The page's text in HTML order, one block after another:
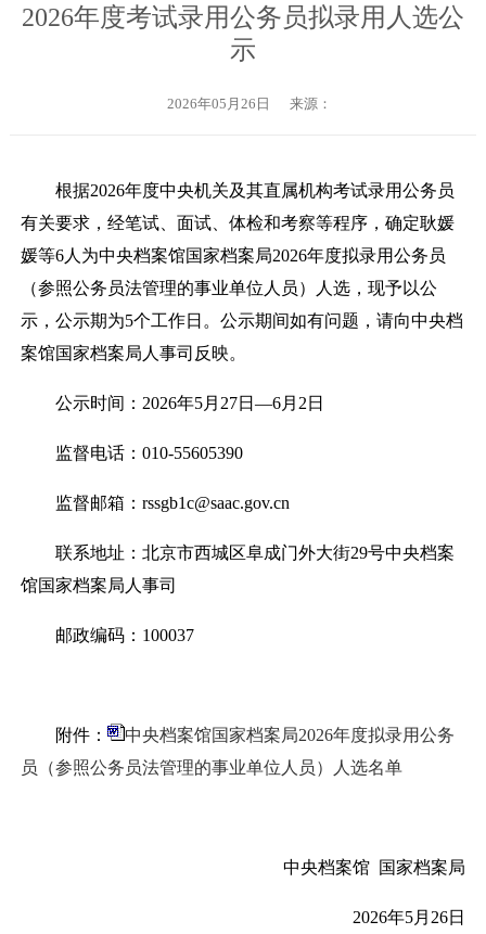
2026年度考试录用公务员拟录用人选公
示
2026年05月26日 来源：
根据2026年度中央机关及其直属机构考试录用公务员
有关要求，经笔试、面试、体检和考察等程序，确定耿媛
媛等6人为中央档案馆国家档案局2026年度拟录用公务员
（参照公务员法管理的事业单位人员）人选，现予以公
示，公示期为5个工作日。公示期间如有问题，请向中央档
案馆国家档案局人事司反映。
公示时间： 2026年5月 27日 —6月 2 日
监督电话： 010-55605390
监督邮箱： rssgb1c@saac.gov.cn
联系地址：北京市西城区阜成门外大街29号中央档案
馆国家档案局人事司
邮政编码： 100037
附件：
中央档案馆国家档案局2026年度拟录用公务
员（参照公务员法管理的事业单位人员）人选名单
中央档案馆 国家档案局
2026年5月 26日